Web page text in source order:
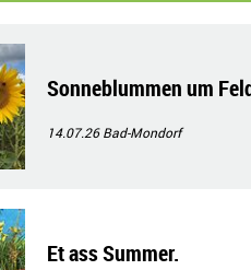
Sonneblummen um
14.07.26Bad-Mondorf
Et ass Summer.